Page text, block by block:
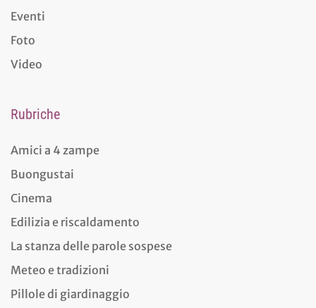
Eventi
Foto
Video
Rubriche
Amici a 4 zampe
Buongustai
Cinema
Edilizia e riscaldamento
La stanza delle parole sospese
Meteo e tradizioni
Pillole di giardinaggio